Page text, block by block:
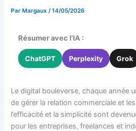
ParMargaux /14/05/2026
Résumer avec l'IA :
ChatGPT Perplexity Grok
Le digital bouleverse, chaque année
de gérer la relation commerciale et
l’efficacité et la simplicité sont
pour les entreprises, freelances et